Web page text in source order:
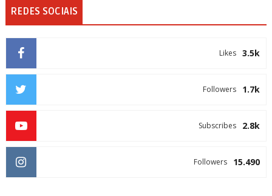
REDES SOCIAIS
3.5k
Likes
1.7k
Followers
2.8k
Subscribes
15.490
Followers